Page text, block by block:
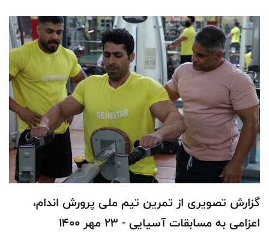
گزارش تصویری از تمرین تیم ملی پرورش اندام،
اعزامی به مسابقات آسیایی - 23 مهر 1400